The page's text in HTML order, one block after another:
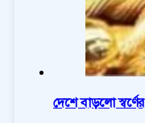
দেশে বাড়লো